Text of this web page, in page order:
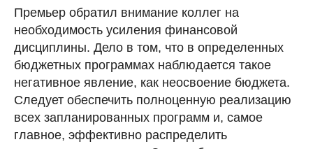
Премьер обратил внимание коллег на
необходимость усиления финансовой
дисциплины. Дело в том, что в определенных
бюджетных программах наблюдается такое
негативное явление, как неосвоение бюджета.
Следует обеспечить полноценную реализацию
всех запланированных программ и, самое
главное, эффективно распределить